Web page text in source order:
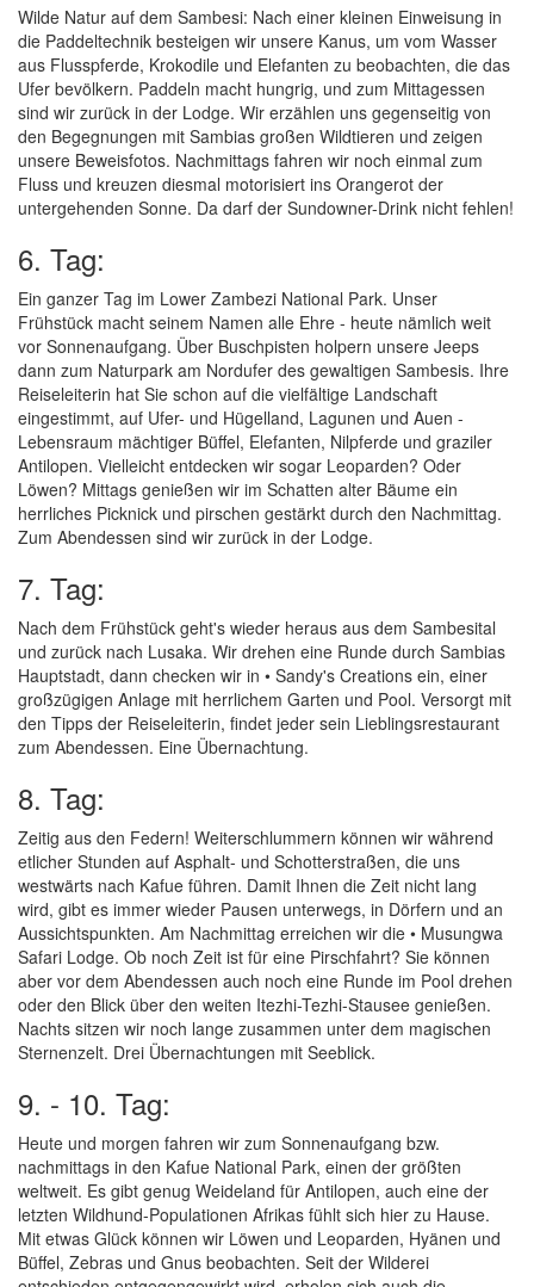
Wilde Natur auf dem Sambesi: Nach einer kleinen Einweisung in
die Paddeltechnik besteigen wir unsere Kanus, um vom Wasser
aus Flusspferde, Krokodile und Elefanten zu beobachten, die das
Ufer bevölkern. Paddeln macht hungrig, und zum Mittagessen
sind wir zurück in der Lodge. Wir erzählen uns gegenseitig von
den Begegnungen mit Sambias großen Wildtieren und zeigen
unsere Beweisfotos. Nachmittags fahren wir noch einmal zum
Fluss und kreuzen diesmal motorisiert ins Orangerot der
untergehenden Sonne. Da darf der Sundowner-Drink nicht fehlen!
6. Tag:
Ein ganzer Tag im Lower Zambezi National Park. Unser
Frühstück macht seinem Namen alle Ehre - heute nämlich weit
vor Sonnenaufgang. Über Buschpisten holpern unsere Jeeps
dann zum Naturpark am Nordufer des gewaltigen Sambesis. Ihre
Reiseleiterin hat Sie schon auf die vielfältige Landschaft
eingestimmt, auf Ufer- und Hügelland, Lagunen und Auen -
Lebensraum mächtiger Büffel, Elefanten, Nilpferde und graziler
Antilopen. Vielleicht entdecken wir sogar Leoparden? Oder
Löwen? Mittags genießen wir im Schatten alter Bäume ein
herrliches Picknick und pirschen gestärkt durch den Nachmittag.
Zum Abendessen sind wir zurück in der Lodge.
7. Tag:
Nach dem Frühstück geht's wieder heraus aus dem Sambesital
und zurück nach Lusaka. Wir drehen eine Runde durch Sambias
Hauptstadt, dann checken wir in • Sandy's Creations ein, einer
großzügigen Anlage mit herrlichem Garten und Pool. Versorgt mit
den Tipps der Reiseleiterin, findet jeder sein Lieblingsrestaurant
zum Abendessen. Eine Übernachtung.
8. Tag:
Zeitig aus den Federn! Weiterschlummern können wir während
etlicher Stunden auf Asphalt- und Schotterstraßen, die uns
westwärts nach Kafue führen. Damit Ihnen die Zeit nicht lang
wird, gibt es immer wieder Pausen unterwegs, in Dörfern und an
Aussichtspunkten. Am Nachmittag erreichen wir die • Musungwa
Safari Lodge. Ob noch Zeit ist für eine Pirschfahrt? Sie können
aber vor dem Abendessen auch noch eine Runde im Pool drehen
oder den Blick über den weiten Itezhi-Tezhi-Stausee genießen.
Nachts sitzen wir noch lange zusammen unter dem magischen
Sternenzelt. Drei Übernachtungen mit Seeblick.
9. - 10. Tag:
Heute und morgen fahren wir zum Sonnenaufgang bzw.
nachmittags in den Kafue National Park, einen der größten
weltweit. Es gibt genug Weideland für Antilopen, auch eine der
letzten Wildhund-Populationen Afrikas fühlt sich hier zu Hause.
Mit etwas Glück können wir Löwen und Leoparden, Hyänen und
Büffel, Zebras und Gnus beobachten. Seit der Wilderei